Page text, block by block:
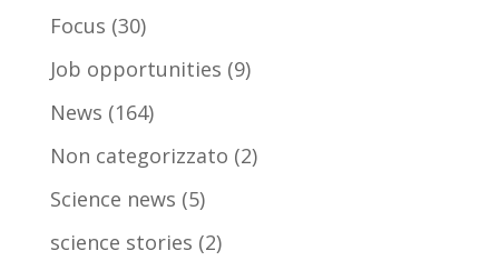
Focus (30)
Job opportunities (9)
News (164)
Non categorizzato (2)
Science news (5)
science stories (2)